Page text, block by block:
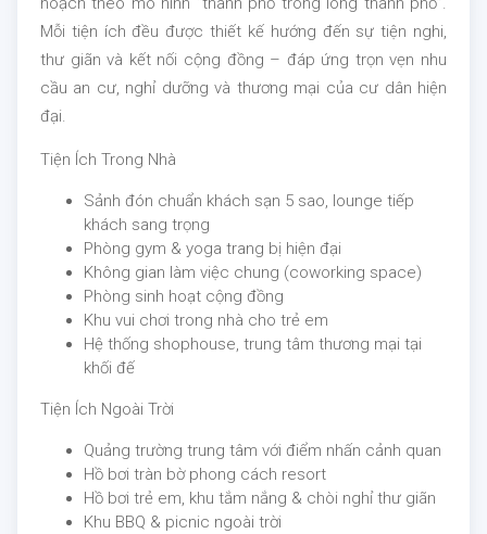
Mỗi tiện ích đều được thiết kế hướng đến sự tiện nghi,
thư giãn và kết nối cộng đồng – đáp ứng trọn vẹn nhu
cầu an cư, nghỉ dưỡng và thương mại của cư dân hiện
đại.
Tiện Ích Trong Nhà
Sảnh đón chuẩn khách sạn 5 sao, lounge tiếp
khách sang trọng
Phòng gym & yoga trang bị hiện đại
Không gian làm việc chung (coworking space)
Phòng sinh hoạt cộng đồng
Khu vui chơi trong nhà cho trẻ em
Hệ thống shophouse, trung tâm thương mại tại
khối đế
Tiện Ích Ngoài Trời
Quảng trường trung tâm với điểm nhấn cảnh quan
Hồ bơi tràn bờ phong cách resort
Hồ bơi trẻ em, khu tắm nắng & chòi nghỉ thư giãn
Khu BBQ & picnic ngoài trời